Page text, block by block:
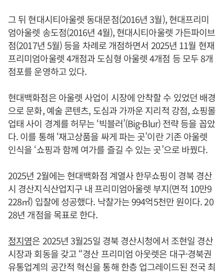
그 뒤 현대시티아울렛 동대문점(2016년 3월), 현대프리미
엄아울렛 송도점(2016년 4월), 현대시티아울렛 가든파이브
점(2017년 5월) 등을 차례로 개점하면서 2025년 11월 현재
프리미엄아울렛 4개점과 도심형 아울렛 4개점 등 모두 8개
점포를 운영하고 있다.
현대백화점은 아울렛 사업이 시장에 안착할 수 있었던 배경
으로 문화, 예술 콘텐츠, 도심과 가까운 지리적 강점, 쇼핑몰
업태 사이 경계를 허무는 ‘빅블러’(Big-Blur) 전략 등을 꼽았
다. 이를 통해 ‘재고상품을 싸게 파는 곳’이란 기존 아울렛
인식을 ‘쇼핑과 함께 여가를 즐길 수 있는 곳’으로 바꿨다.
2025년 2월에는 현대백화점 계열사 한무쇼핑이 경북 경산
시 경산지식산업지구 내 프리미엄아울렛 부지(면적 10만9
228㎡) 입찰에 성공했다. 낙찰가는 994억5천만 원이다. 20
28년 개점을 목표로 한다.
정지영은 2025년 3월25일 경북 경산시청에서 조현일 경산
시장과 회동을 갖고 “경산 프리미엄 아웃렛은 대구·경북권
유통업계의 공간적 혁신을 통해 한층 업그레이드된 전국 최